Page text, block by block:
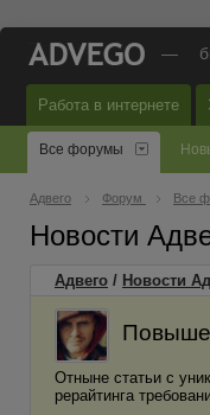
—
Работа в интернете
Все форумы
Адвего Форум Все
Новости
Адвего / Новости
Отныне статьи с
рерайтинга